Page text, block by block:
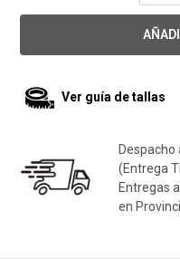
Ver guía de tallas
Despacho
(Entrega
Entregas
en